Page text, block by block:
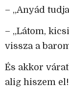
– „Anyád
– „Látom,
vissza a
És akkor
alig hiszem